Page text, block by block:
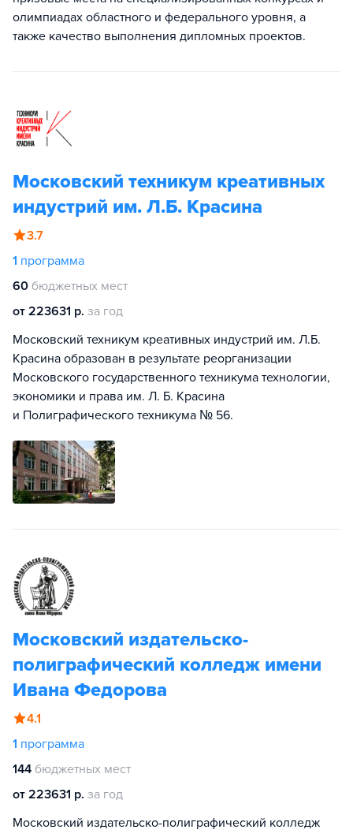
олимпиадах областного и федерального уровня, а
также качество выполнения дипломных проектов.
Московский техникум креативных
индустрий им. Л.Б. Красина
3.7
1 программа
60 бюджетных мест
от 223631 р. за год
Московский техникум креативных индустрий им. Л.Б.
Красина образован в результате реорганизации
Московского государственного техникума технологии,
экономики и права им. Л. Б. Красина
и Полиграфического техникума № 56.
Московский издательско-
полиграфический колледж имени
Ивана Федорова
4.1
1 программа
144 бюджетных мест
от 223631 р. за год
Московский издательско-полиграфический колледж